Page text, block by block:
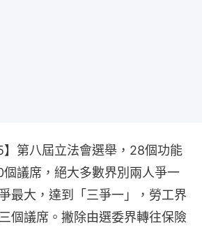
】第八屆立法會選舉，28個功能
議席，絕大多數界別兩人爭一
最大，達到「三爭一」，勞工界
個議席。撇除由選委界轉往保險